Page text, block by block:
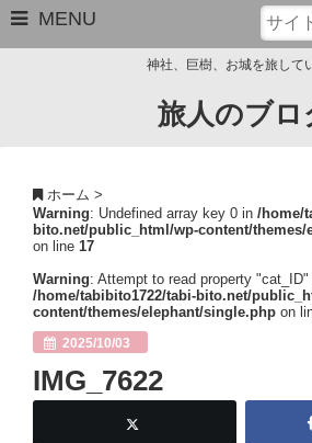
MENU
サイトマップ
Close
神社、巨樹、お城を旅して
旅人のブロ
ホーム >
Warning: Undefined array key 0 in /home/
bito.net/public_html/wp-content/
on line 17
Warning: Attempt to read property
/home/tabibito1722/tabi-bito.net/
content/themes/elephant/single.php on
2025/10/03
IMG_7622